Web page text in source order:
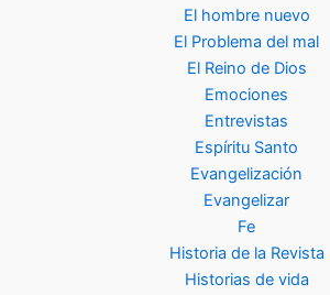
El hombre nuevo
El Problema del mal
El Reino de Dios
Emociones
Entrevistas
Espíritu Santo
Evangelización
Evangelizar
Fe
Historia de la Revista
Historias de vida